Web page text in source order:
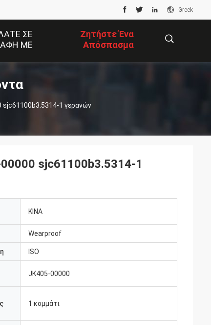
Greek
ΣΕ
ΜΕ
Ζητήστε Ένα
Απόσπασμα
sjc61100b3.5314-1 γερανών
sjc61100b3.5314-1
ΚΙΝΑ
Wearproof
ISO
JK405-00000
1 κομμάτι